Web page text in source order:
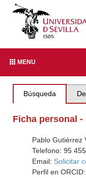
MENU
Búsqueda
Ficha personal -
Pablo Gutiérrez
Telefono: 95
Email: Solicitar
Perfil en ORCID: